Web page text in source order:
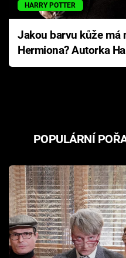
HARRY POTTER
Jakou barvu kůže má
Hermiona? Autorka
Pottera přišla s ráznou
POPULÁRNÍ